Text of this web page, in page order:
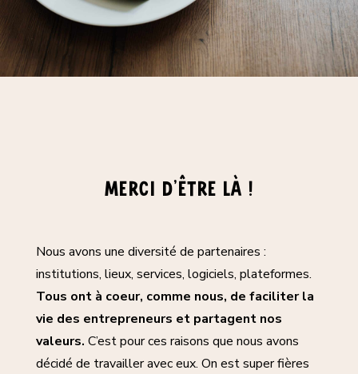
merci d’être là !
Nous avons une diversité de partenaires :
institutions, lieux, services, logiciels, plateformes.
Tous ont à coeur, comme nous, de faciliter la
vie des entrepreneurs et partagent nos
valeurs. C’est pour ces raisons que nous avons
décidé de travailler avec eux. On est super fières